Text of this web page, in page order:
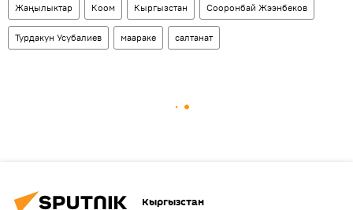
Жаңылыктар Коом Кыргызстан Сооронбай Жээнбеков
Турдакун Усубалиев маараке салтанат
Кыргызстан